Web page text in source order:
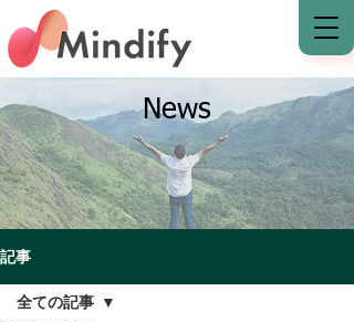
News
記事
全ての記事